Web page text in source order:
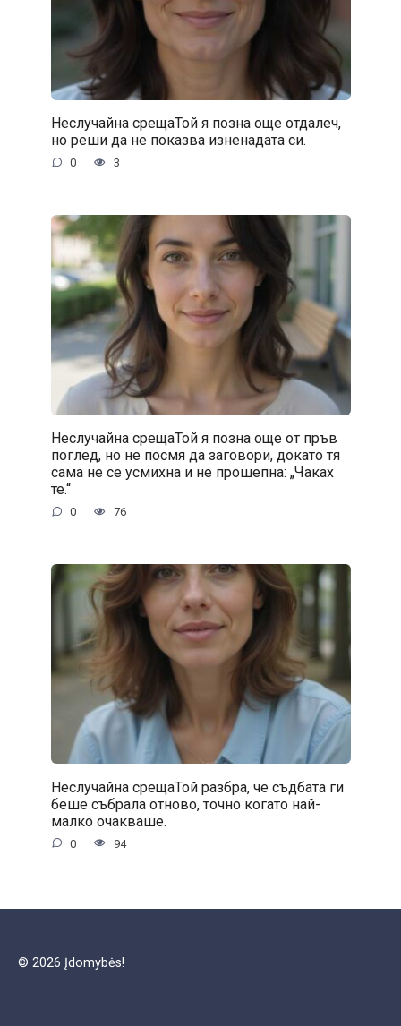
Неслучайна срещаТой я позна още отдалеч,
но реши да не показва изненадата си.
0 3
Неслучайна срещаТой я позна още от пръв
поглед, но не посмя да заговори, докато тя
сама не се усмихна и не прошепна: „Чаках
те.“
0 76
Неслучайна срещаТой разбра, че съдбата ги
беше събрала отново, точно когато най-
малко очакваше.
0 94
© 2026 Įdomybės!